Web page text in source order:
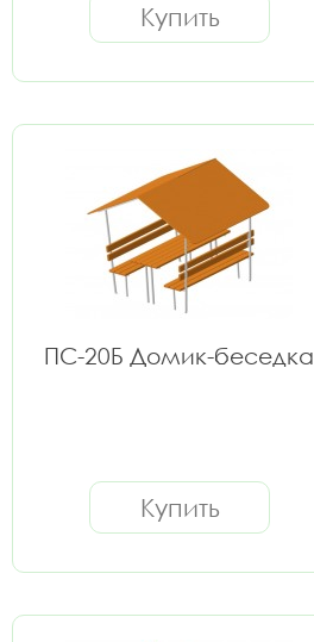
Купить
ПС-20Б Домик-беседка
Купить